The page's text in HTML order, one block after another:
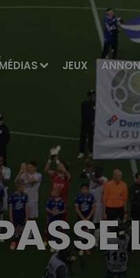
JEUX